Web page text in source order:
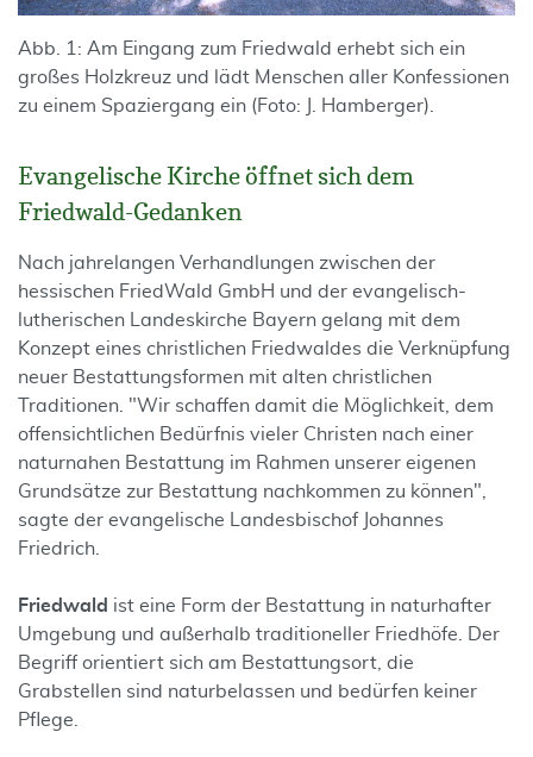
Abb. 1: Am Eingang zum Friedwald erhebt sich ein
großes Holzkreuz und lädt Menschen aller Konfessionen
zu einem Spaziergang ein (Foto: J. Hamberger).
Evangelische Kirche öffnet sich dem
Friedwald-Gedanken
Nach jahrelangen Verhandlungen zwischen der
hessischen FriedWald GmbH und der evangelisch-
lutherischen Landeskirche Bayern gelang mit dem
Konzept eines christlichen Friedwaldes die Verknüpfung
neuer Bestattungsformen mit alten christlichen
Traditionen. "Wir schaffen damit die Möglichkeit, dem
offensichtlichen Bedürfnis vieler Christen nach einer
naturnahen Bestattung im Rahmen unserer eigenen
Grundsätze zur Bestattung nachkommen zu können",
sagte der evangelische Landesbischof Johannes
Friedrich.
Friedwald ist eine Form der Bestattung in naturhafter
Umgebung und außerhalb traditioneller Friedhöfe. Der
Begriff orientiert sich am Bestattungsort, die
Grabstellen sind naturbelassen und bedürfen keiner
Pflege.